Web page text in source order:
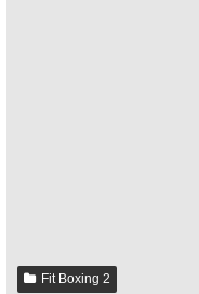
Fit Boxing 2